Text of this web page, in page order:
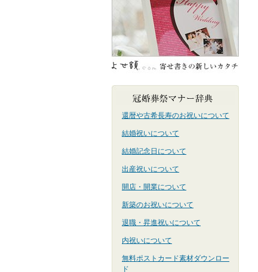
還暦や古希長寿のお祝いについて
結婚祝いについて
結婚記念日について
出産祝いについて
開店・開業について
新築のお祝いについて
退職・昇進祝いについて
内祝いについて
無料ポストカード素材ダウンロー
ド